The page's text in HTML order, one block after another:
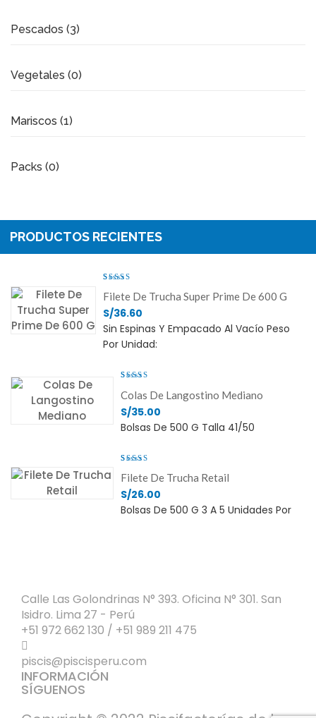
Pescados (3)
Vegetales (0)
Mariscos (1)
Packs (0)
PRODUCTOS RECIENTES
Con5.00
De 5
Filete De Trucha Super Prime De 600 G
S/36.60
Sin Espinas Y Empacado Al Vacío Peso
Por Unidad:
Con5.00
De 5
Colas De Langostino Mediano
S/35.00
Bolsas De 500 G Talla 41/50
Con4.97
De 5
Filete De Trucha Retail
S/26.00
Bolsas De 500 G 3 A 5 Unidades Por
Calle Las Golondrinas N° 393. Oficina N° 301. San
Isidro. Lima 27 - Perú
+51 972 662 130 / +51 989 211 475
piscis@piscisperu.com
INFORMACIÓN
SÍGUENOS